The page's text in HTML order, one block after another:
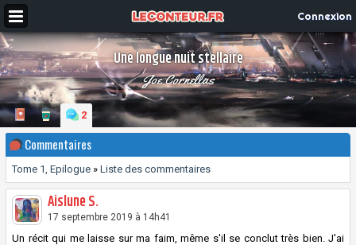
Connexion
Une longue nuit stellaire
Joe Cornellas
2
Commentaires
Tome 1, Epilogue » Liste des commentaires
Aislune S.
17 septembre 2019 à 14h41
Un récit qui me laisse sur ma faim, même s'il se conclut très bien. J'ai